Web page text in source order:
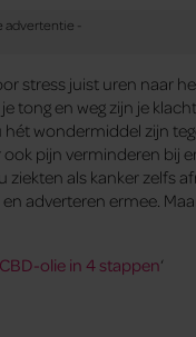
stress juist uren naar
tong en weg zijn je
wondermiddel zijn
pijn verminderen bij
ziekten als kanker zelfs
adverteren ermee.
olie in 4 stappen‘